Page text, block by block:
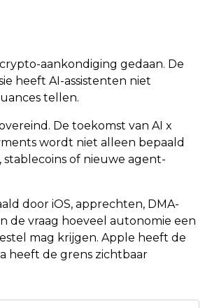
aankondiging gedaan. De
heeft AI-assistenten niet
tellen.
De toekomst van AI x
wordt niet alleen bepaald
stablecoins of nieuwe agent-
door iOS, apprechten, DMA-
de vraag hoeveel autonomie een
mag krijgen. Apple heeft de
heeft de grens zichtbaar